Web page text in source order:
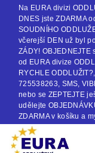
Na EURA divizi
DNES jste ZDARMA
SOUDNÍHO
včerejší DEN už byl
ZÁDY! OBJEDNEJTE
od EURA divize
RYCHLE
725538263, SMS,
nebo se ZEPTEJTE
udělejte
ZDARMA v košíku a